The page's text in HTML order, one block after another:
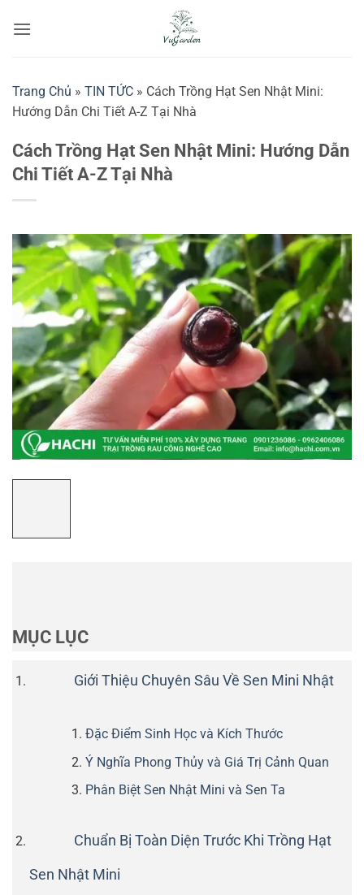
qua
Trang Chủ » TIN TỨC » Cách Trồng Hạt Sen Nhật Mini:
Hướng Dẫn Chi Tiết A-Z Tại Nhà
Cách Trồng Hạt Sen Nhật Mini: Hướng Dẫn
Chi Tiết A-Z Tại Nhà
MỤC LỤC
Giới Thiệu Chuyên Sâu Về Sen Mini Nhật
Đặc Điểm Sinh Học và Kích Thước
Ý Nghĩa Phong Thủy và Giá Trị Cảnh Quan
Phân Biệt Sen Nhật Mini và Sen Ta
Chuẩn Bị Toàn Diện Trước Khi Trồng Hạt
Sen Nhật Mini